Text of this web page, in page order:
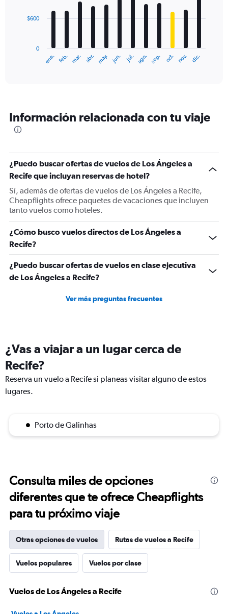
The
categories.
The
Y
axis
displaying
values.
Range:
0
1800.
ene. feb. mar. abr. may. jun. jul. ago. sep. oct. nov. dic.
0
$600
Información relacionada con tu viaje
¿Puedo buscar ofertas de vuelos de Los Ángeles a
Recife que incluyan reservas de hotel?
Sí, además de ofertas de vuelos de Los Ángeles a Recife,
Cheapflights ofrece paquetes de vacaciones que incluyen
tanto vuelos como hoteles.
¿Cómo busco vuelos directos de Los Ángeles a
Recife?
¿Puedo buscar ofertas de vuelos en clase ejecutiva
de Los Ángeles a Recife?
Ver más preguntas frecuentes
¿Vas a viajar a un lugar cerca de
Recife?
Reserva un vuelo a Recife si planeas visitar alguno de estos
lugares.
Porto de Galinhas
Consulta miles de opciones
diferentes que te ofrece Cheapflights
para tu próximo viaje
Otras opciones de vuelos Rutas de vuelos a Recife
Vuelos populares Vuelos por clase
Vuelos de Los Ángeles a Recife